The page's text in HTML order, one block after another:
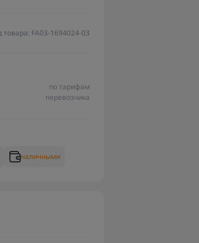
товара: FA03-1694024-03
по тарифам
перевозчика
наличными